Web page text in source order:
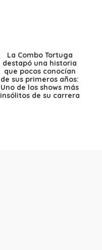
La Combo Tortuga
destapó una historia
que pocos conocían
de sus primeros años:
Uno de los shows más
insólitos de su carrera